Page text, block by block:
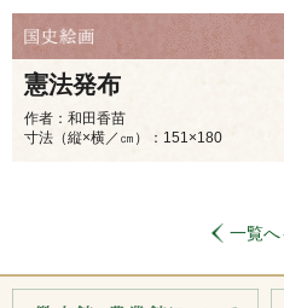
憲法発布
作者：和田香苗
寸法（縦×横／㎝）：151×180
一覧へ